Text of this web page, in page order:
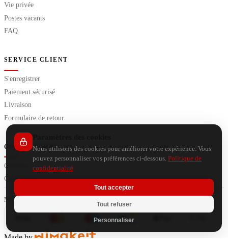
Vie privée
Postes vacants
FAQ
SERVICE CLIENT
S'enregistrer
Paiement sécurisé
Livraison
Formulaire de retour
OUTILS EXTRA
Conseils
Calculateurs
Made by
Nous utilisons des cookies pour améliorer votre expérience. Vous
pouvez personnaliser vos préférences ci-dessous. Politique de
confidentialité
Tout accepter
Tout refuser
Personnaliser